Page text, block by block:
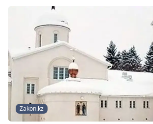
Zakon.kz